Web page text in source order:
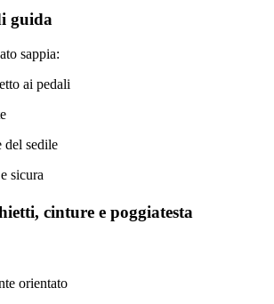
guida
sappia:
ai pedali
del sedile
sicura
cinture e poggiatesta
orientato